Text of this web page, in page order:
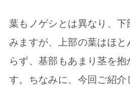
葉もノゲシとは異なり、下
みますが、上部の葉はほと
らず、基部もあまり茎を
す。ちなみに、今回ご紹介